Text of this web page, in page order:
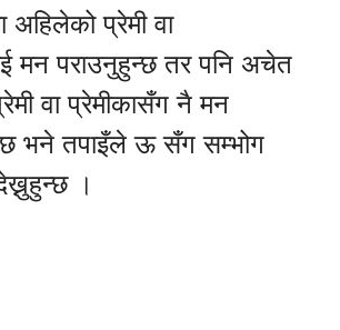
अहिलेको प्रेमी वा
मन पराउनुहुन्छ तर पनि अचेत
वा प्रेमीकासँग नै मन
छ भने तपाइँले ऊ सँग सम्भोग
।